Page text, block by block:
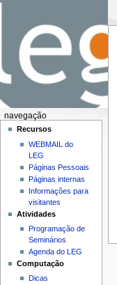
navegação
Recursos
WEBMAIL do
LEG
Páginas Pessoais
Páginas internas
Informações para
visitantes
Atividades
Programação de
Seminários
Agenda do LEG
Computação
Dicas